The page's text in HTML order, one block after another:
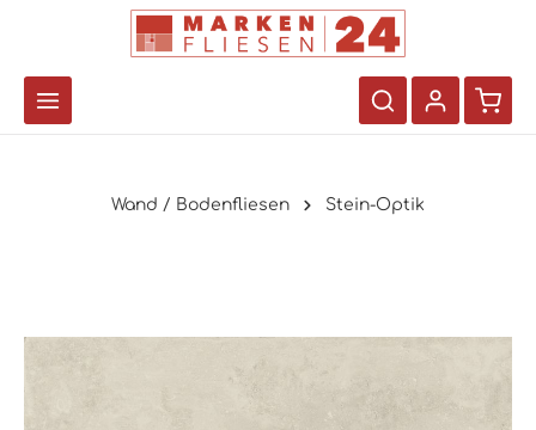
Wand / Bodenfliesen Stein-Optik